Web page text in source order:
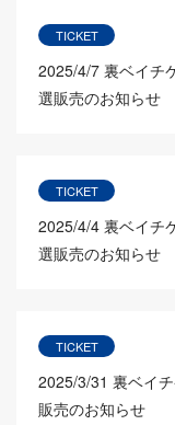
TICKET
2025/4/7 裏ベイチ
選販売のお知らせ
TICKET
2025/4/4 裏ベイチ
選販売のお知らせ
TICKET
2025/3/31 裏ベイ
販売のお知らせ